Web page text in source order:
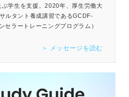
学生を支援。2020年、厚生労働大
ルタント養成講習であるGCDF-
セラートレーニングプログラム）
＞ メッセージを読む